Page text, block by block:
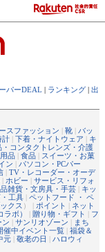
パーDEAL | ランキング | 出
スファッション | 靴 | バッ
計 | 下着・ナイトウェア | キ
・コンタクトレンズ・介護
品 | 食品 | スイーツ・お菓
ン | パソコン・PCパー
| TV・レコーダー・オーデ
| ホビー | サービス・リフォ
雑貨・文房具・手芸 | キッ
工具 | ペットフード ・ ペ
クス ） | ポイント | ネット
ラボ） | 贈り物・ギフト | フ
ン | サンリオゾーン | まち
催中イベント一覧 | 福袋＆
元 | 敬老の日 | ハロウィ